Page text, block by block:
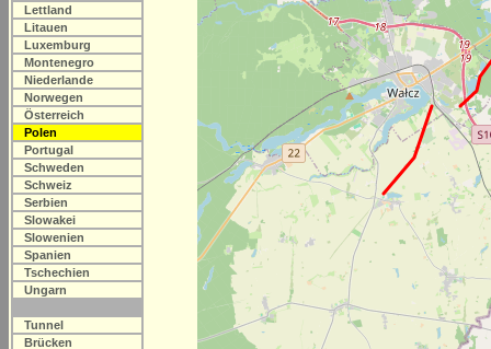
Lettland
Litauen
Luxemburg
Montenegro
Niederlande
Norwegen
Österreich
Polen
Portugal
Schweden
Schweiz
Serbien
Slowakei
Slowenien
Spanien
Tschechien
Ungarn
Tunnel
Brücken